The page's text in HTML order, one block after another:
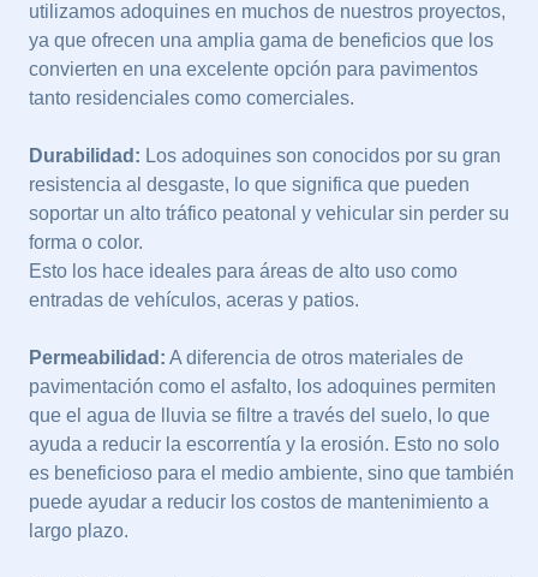
utilizamos adoquines en muchos de nuestros proyectos,
ya que ofrecen una amplia gama de beneficios que los
convierten en una excelente opción para pavimentos
tanto residenciales como comerciales.
Durabilidad: Los adoquines son conocidos por su gran
resistencia al desgaste, lo que significa que pueden
soportar un alto tráfico peatonal y vehicular sin perder su
forma o color.
Esto los hace ideales para áreas de alto uso como
entradas de vehículos, aceras y patios.
Permeabilidad: A diferencia de otros materiales de
pavimentación como el asfalto, los adoquines permiten
que el agua de lluvia se filtre a través del suelo, lo que
ayuda a reducir la escorrentía y la erosión. Esto no solo
es beneficioso para el medio ambiente, sino que también
puede ayudar a reducir los costos de mantenimiento a
largo plazo.